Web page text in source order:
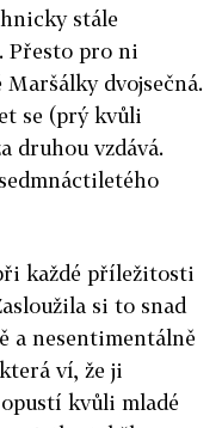
stále
Přesto pro ni
dvojsečná.
se (prý kvůli
druhou vzdává.
každé příležitosti
si to snad
a nesentimentálně
ví, že ji
kvůli mladé